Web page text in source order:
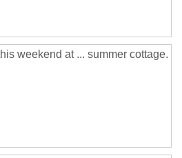
weekend at ... summer cottage.